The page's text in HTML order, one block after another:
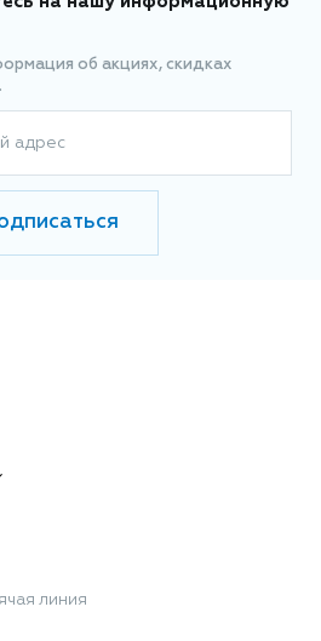
об акциях, скидках
адрес
линия